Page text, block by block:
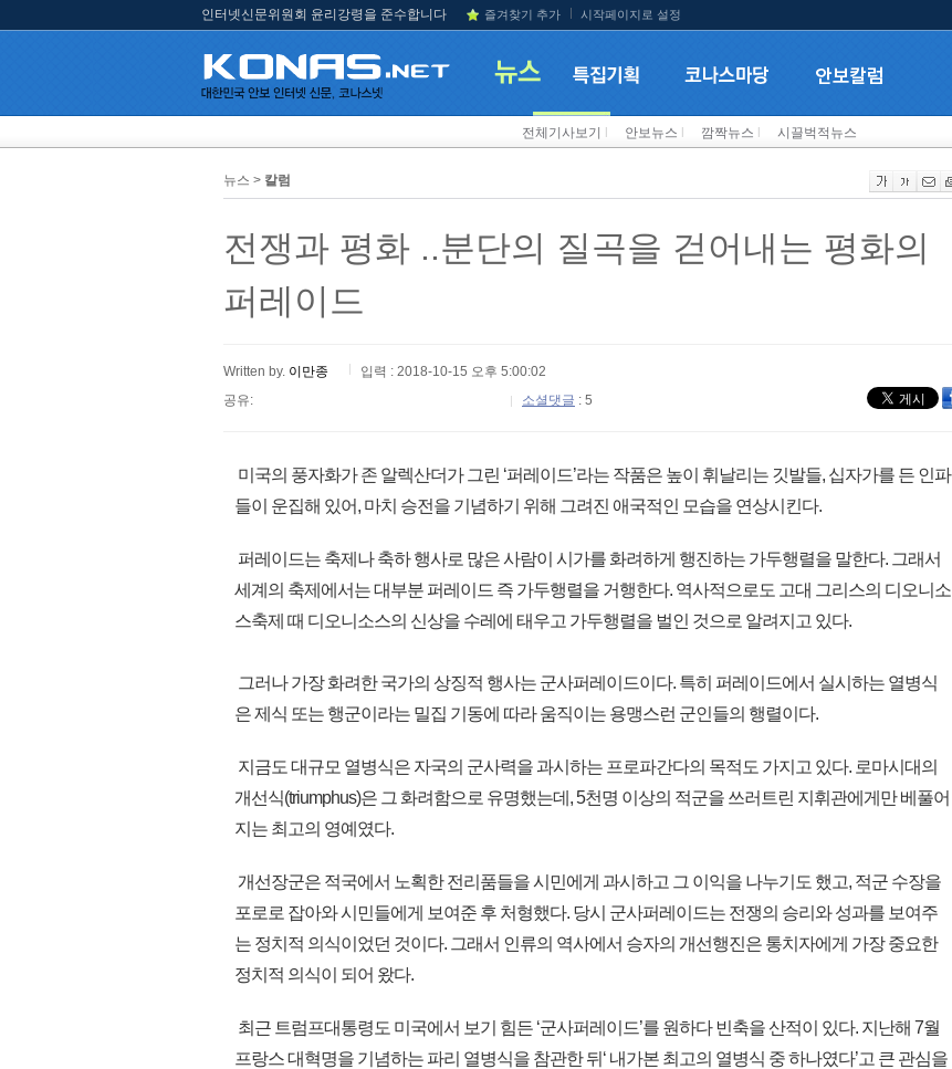
인터넷신문위원회 윤리강령을 준수합니다 즐겨찾기 추가 시작페이지로 설정
전체기사보기 안보뉴스 깜짝뉴스 시끌벅적뉴스
뉴스 > 칼럼
전쟁과 평화 ..분단의 질곡을 걷어내는 평화의
퍼레이드
Written by. 이만종
입력 : 2018-10-15 오후 5:00:02
공유:
소셜댓글 : 5
미국의 풍자화가 존 알렉산더가 그린 ‘퍼레이드’라는 작품은 높이 휘날리는 깃발들, 십자가를 든 인파
들이 운집해 있어, 마치 승전을 기념하기 위해 그려진 애국적인 모습을 연상시킨다.
퍼레이드는 축제나 축하 행사로 많은 사람이 시가를 화려하게 행진하는 가두행렬을 말한다. 그래서
세계의 축제에서는 대부분 퍼레이드 즉 가두행렬을 거행한다. 역사적으로도 고대 그리스의 디오니소
스축제 때 디오니소스의 신상을 수레에 태우고 가두행렬을 벌인 것으로 알려지고 있다.
그러나 가장 화려한 국가의 상징적 행사는 군사퍼레이드이다. 특히 퍼레이드에서 실시하는 열병식
은 제식 또는 행군이라는 밀집 기동에 따라 움직이는 용맹스런 군인들의 행렬이다.
지금도 대규모 열병식은 자국의 군사력을 과시하는 프로파간다의 목적도 가지고 있다. 로마시대의
개선식(triumphus)은 그 화려함으로 유명했는데, 5천명 이상의 적군을 쓰러트린 지휘관에게만 베풀어
지는 최고의 영예였다.
개선장군은 적국에서 노획한 전리품들을 시민에게 과시하고 그 이익을 나누기도 했고, 적군 수장을
포로로 잡아와 시민들에게 보여준 후 처형했다. 당시 군사퍼레이드는 전쟁의 승리와 성과를 보여주
는 정치적 의식이었던 것이다. 그래서 인류의 역사에서 승자의 개선행진은 통치자에게 가장 중요한
정치적 의식이 되어 왔다.
최근 트럼프대통령도 미국에서 보기 힘든 ‘군사퍼레이드’를 원하다 빈축을 산적이 있다. 지난해 7월
프랑스 대혁명을 기념하는 파리 열병식을 참관한 뒤‘ 내가본 최고의 열병식 중 하나였다’고 큰 관심을